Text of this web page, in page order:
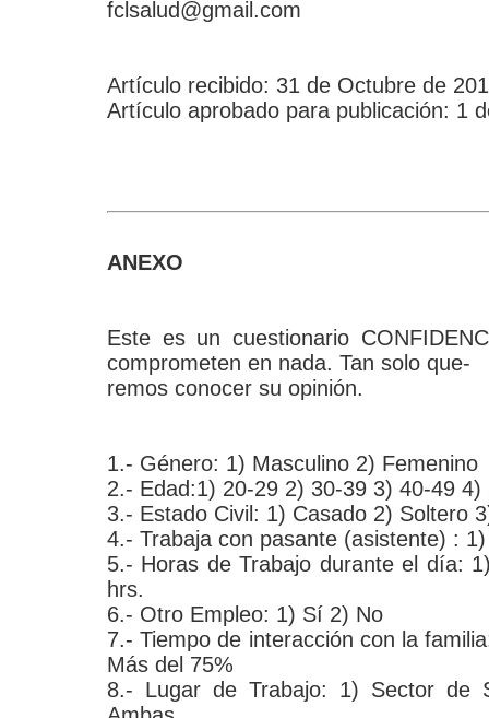
fclsalud@gmail.com
Artículo recibido: 31 de Octubre de
Artículo aprobado para publicación: 1
ANEXO
Este es un cuestionario
comprometen en nada. Tan solo que-
remos conocer su opinión.
1.- Género: 1) Masculino 2) Femenino
2.- Edad:1) 20-29 2) 30-39 3) 40-49
3.- Estado Civil: 1) Casado 2) Soltero
4.- Trabaja con pasante (asistente) :
5.- Horas de Trabajo durante el día:
hrs.
6.- Otro Empleo: 1) Sí 2) No
7.- Tiempo de interacción con la
Más del 75%
8.- Lugar de Trabajo: 1) Sector de